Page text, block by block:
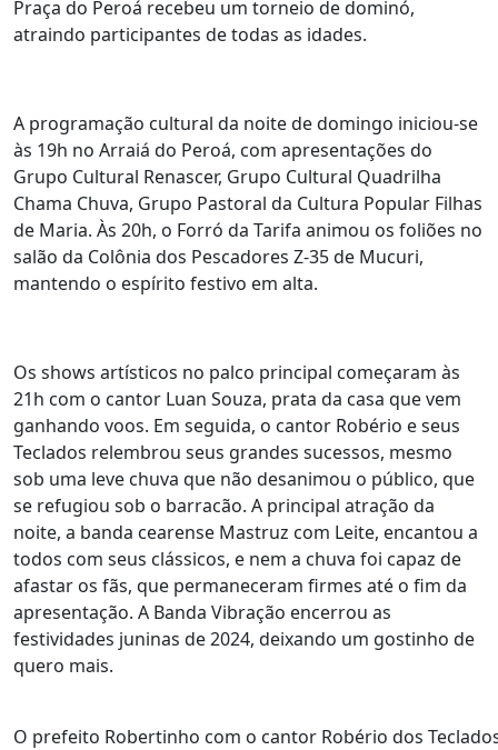
Praça do Peroá recebeu um torneio de dominó,
atraindo participantes de todas as idades.
A programação cultural da noite de domingo iniciou-se
às 19h no Arraiá do Peroá, com apresentações do
Grupo Cultural Renascer, Grupo Cultural Quadrilha
Chama Chuva, Grupo Pastoral da Cultura Popular Filhas
de Maria. Às 20h, o Forró da Tarifa animou os foliões no
salão da Colônia dos Pescadores Z-35 de Mucuri,
mantendo o espírito festivo em alta.
Os shows artísticos no palco principal começaram às
21h com o cantor Luan Souza, prata da casa que vem
ganhando voos. Em seguida, o cantor Robério e seus
Teclados relembrou seus grandes sucessos, mesmo
sob uma leve chuva que não desanimou o público, que
se refugiou sob o barracão. A principal atração da
noite, a banda cearense Mastruz com Leite, encantou a
todos com seus clássicos, e nem a chuva foi capaz de
afastar os fãs, que permaneceram firmes até o fim da
apresentação. A Banda Vibração encerrou as
festividades juninas de 2024, deixando um gostinho de
quero mais.
O prefeito Robertinho com o cantor Robério dos